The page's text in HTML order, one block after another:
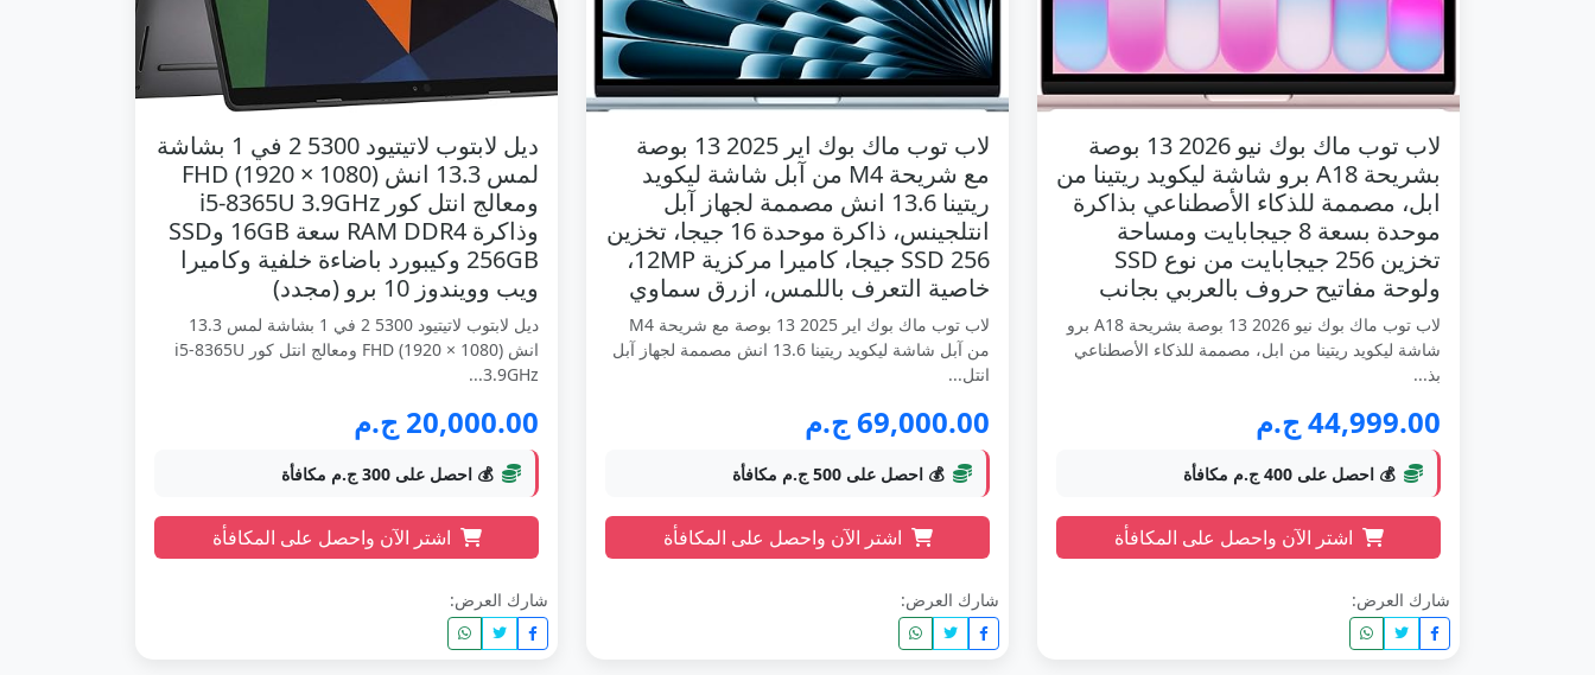
لاب توب ماك بوك نيو 2026 13 بوصة
بشريحة A18 برو شاشة ليكويد ريتينا من
ابل، مصممة للذكاء الأصطناعي بذاكرة
موحدة بسعة 8 جيجابايت ومساحة
تخزين 256 جيجابايت من نوع SSD
ولوحة مفاتيح حروف بالعربي بجانب
لاب توب ماك بوك نيو 2026 13 بوصة بشريحة A18 برو
شاشة ليكويد ريتينا من ابل، مصممة للذكاء الأصطناعي
بذ...
44,999.00 ج.م
💰 احصل على 400 ج.م مكافأة
اشتر الآن واحصل على المكافأة
شارك العرض:
لاب توب ماك بوك اير 2025 13 بوصة
مع شريحة M4 من آبل شاشة ليكويد
ريتينا 13.6 انش مصممة لجهاز آبل
انتلجينس، ذاكرة موحدة 16 جيجا، تخزين
SSD 256 جيجا، كاميرا مركزية 12MP،
خاصية التعرف باللمس، ازرق سماوي
لاب توب ماك بوك اير 2025 13 بوصة مع شريحة M4
من آبل شاشة ليكويد ريتينا 13.6 انش مصممة لجهاز آبل
انتل...
69,000.00 ج.م
💰 احصل على 500 ج.م مكافأة
اشتر الآن واحصل على المكافأة
شارك العرض:
ديل لابتوب لاتيتيود 5300 2 في 1 بشاشة
لمس 13.3 انش FHD (1920 × 1080)
ومعالج انتل كور i5-8365U 3.9GHz
وذاكرة RAM DDR4 سعة 16GB وSSD
256GB وكيبورد باضاءة خلفية وكاميرا
ويب وويندوز 10 برو (مجدد)
ديل لابتوب لاتيتيود 5300 2 في 1 بشاشة لمس 13.3
انش FHD (1920 × 1080) ومعالج انتل كور i5-8365U
3.9GHz...
20,000.00 ج.م
💰 احصل على 300 ج.م مكافأة
اشتر الآن واحصل على المكافأة
شارك العرض: